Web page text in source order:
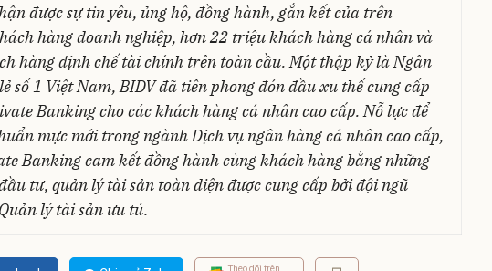
được sự tin yêu, ủng hộ, đồng hành, gắn kết của trên
hàng doanh nghiệp, hơn 22 triệu khách hàng cá nhân và
hàng định chế tài chính trên toàn cầu. Một thập kỷ là Ngân
số 1 Việt Nam, BIDV đã tiên phong đón đầu xu thế cung cấp
Banking cho các khách hàng cá nhân cao cấp. Nỗ lực để
mực mới trong ngành Dịch vụ ngân hàng cá nhân cao cấp,
Banking cam kết đồng hành cùng khách hàng bằng những
tư, quản lý tài sản toàn diện được cung cấp bởi đội ngũ
lý tài sản ưu tú.
Theo dõi trên